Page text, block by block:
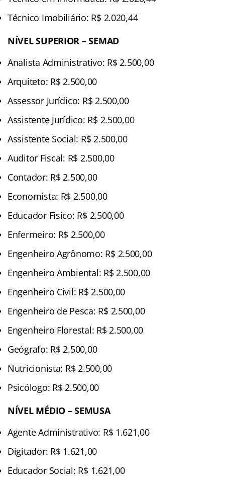
Técnico Imobiliário: R$ 2.020,44
NÍVEL SUPERIOR – SEMAD
Analista Administrativo: R$ 2.500,00
Arquiteto: R$ 2.500,00
Assessor Jurídico: R$ 2.500,00
Assistente Jurídico: R$ 2.500,00
Assistente Social: R$ 2.500,00
Auditor Fiscal: R$ 2.500,00
Contador: R$ 2.500,00
Economista: R$ 2.500,00
Educador Físico: R$ 2.500,00
Enfermeiro: R$ 2.500,00
Engenheiro Agrônomo: R$ 2.500,00
Engenheiro Ambiental: R$ 2.500,00
Engenheiro Civil: R$ 2.500,00
Engenheiro de Pesca: R$ 2.500,00
Engenheiro Florestal: R$ 2.500,00
Geógrafo: R$ 2.500,00
Nutricionista: R$ 2.500,00
Psicólogo: R$ 2.500,00
NÍVEL MÉDIO – SEMUSA
Agente Administrativo: R$ 1.621,00
Digitador: R$ 1.621,00
Educador Social: R$ 1.621,00